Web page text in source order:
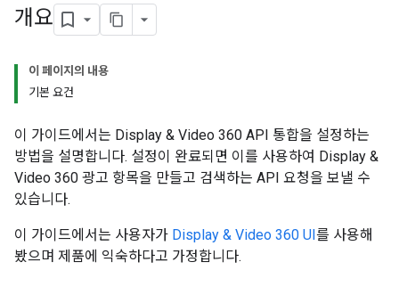
개요
이 페이지의 내용
기본 요건
이 가이드에서는 Display & Video 360 API 통합을 설정하는
방법을 설명합니다. 설정이 완료되면 이를 사용하여 Display &
Video 360 광고 항목을 만들고 검색하는 API 요청을 보낼 수
있습니다.
이 가이드에서는 사용자가 Display & Video 360 UI를 사용해
봤으며 제품에 익숙하다고 가정합니다.